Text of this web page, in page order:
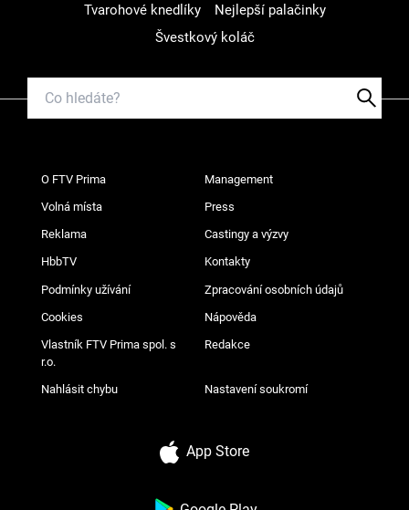
Tvarohové knedlíky
Nejlepší palačinky
Švestkový koláč
O FTV Prima Management
Volná místa Press
Reklama Castingy a výzvy
HbbTV Kontakty
Podmínky užívání Zpracování osobních údajů
Cookies Nápověda
Vlastník FTV Prima spol. s
r.o.
Redakce
Nahlásit chybu Nastavení soukromí
App Store